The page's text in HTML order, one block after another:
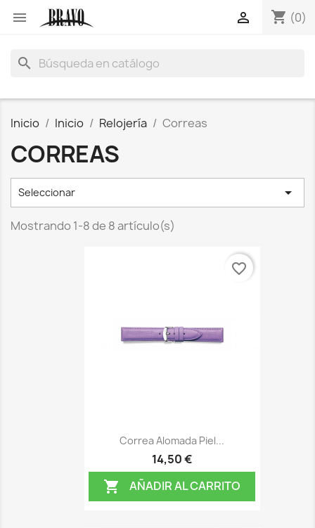
 shopping_cart (0)

search
Inicio Inicio Relojería Correas
CORREAS
Seleccionar 
Mostrando 1-8 de 8 artículo(s)
Correa Alomada Piel...
14,50 €
 AÑADIR AL CARRITO
favorite_border